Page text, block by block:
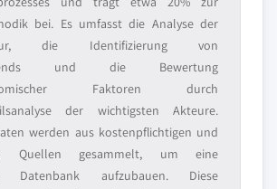
bei. Es umfasst die Analyse der
die Identifizierung von
und die Bewertung
Faktoren durch
der wichtigsten Akteure.
werden aus kostenpflichtigen und
Quellen gesammelt, um eine
Datenbank aufzubauen. Diese